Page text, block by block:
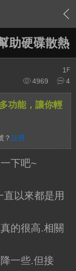
與BD討論區 › 內
助硬碟散熱
1 F
4969
4
功能，讓你輕
？ 註冊
下吧~
直以來都是用
的很高.相關
一些.但接